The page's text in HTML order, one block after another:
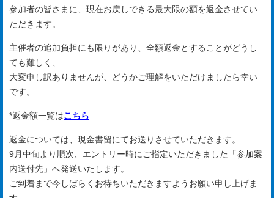
参加者の皆さまに、現在お戻しできる最大限の額を返金させてい
ただきます。
主催者の追加負担にも限りがあり、全額返金とすることがどうし
ても難しく、
大変申し訳ありませんが、どうかご理解をいただけましたら幸い
です。
*返金額一覧はこちら
返金については、現金書留にてお送りさせていただきます。
9月中旬より順次、エントリー時にご指定いただきました「参加案
内送付先」へ発送いたします。
ご到着まで今しばらくお待ちいただきますようお願い申し上げま